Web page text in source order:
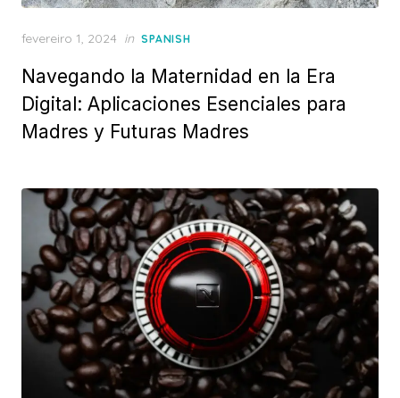
Posted
fevereiro 1, 2024 in SPANISH
Navegando la Maternidad en la Era
Digital: Aplicaciones Esenciales para
Madres y Futuras Madres